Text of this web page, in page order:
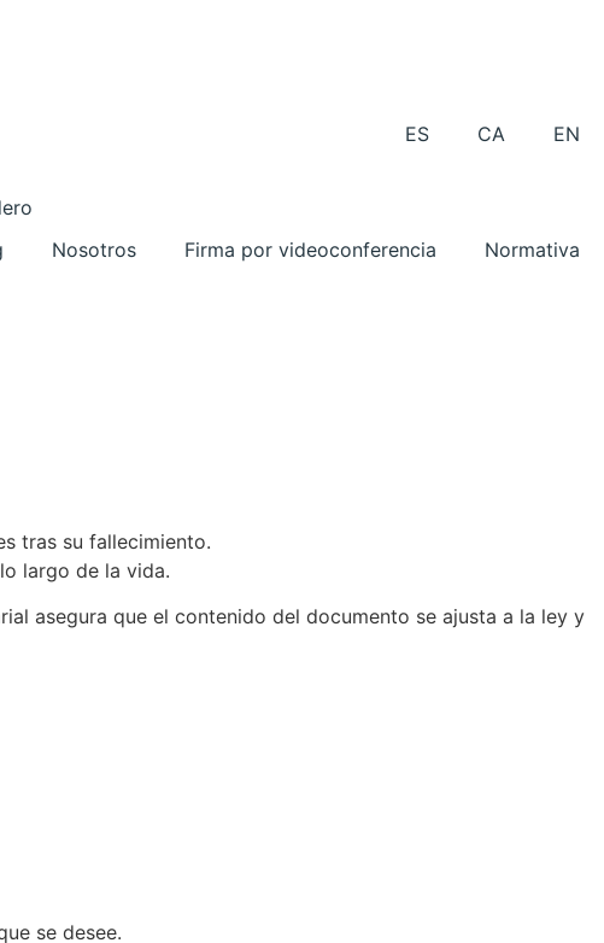
ES
CA EN
Nosotros Firma por videoconferencia Normativa
tras su fallecimiento.
largo de la vida.
asegura que el contenido del documento se ajusta a la ley y
se desee.